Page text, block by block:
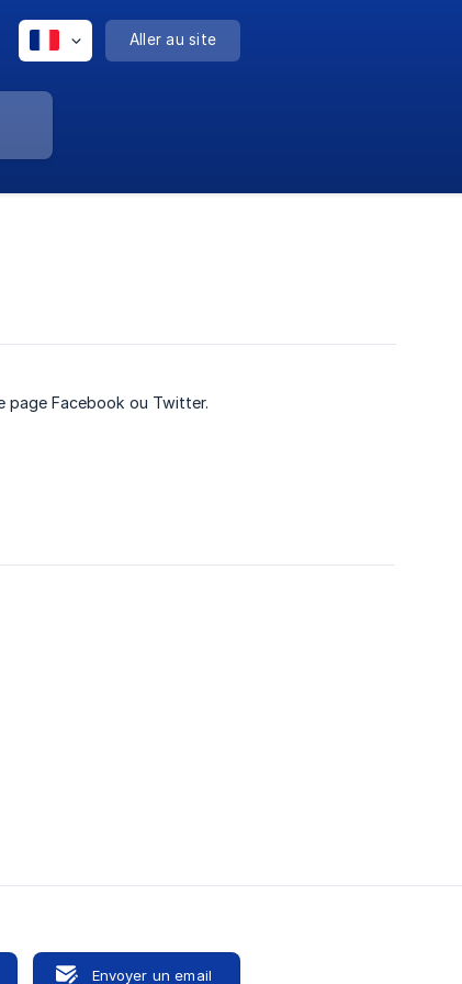
Aller au site
page Facebook ou Twitter.
Envoyer un email